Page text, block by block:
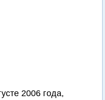
2006 года,